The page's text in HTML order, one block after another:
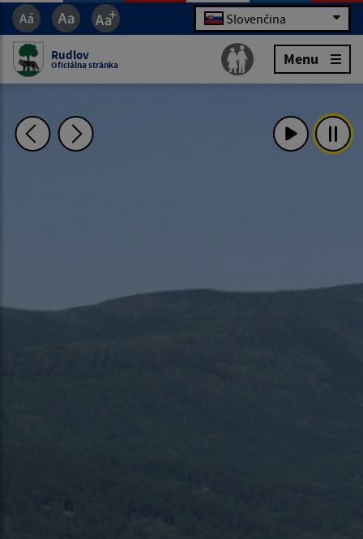
Slovenčina
Rudlov
Oficiálna stránka Menu